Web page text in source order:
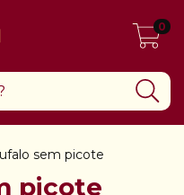
0
sem picote
picote